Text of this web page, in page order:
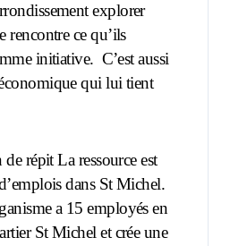
explorer
rencontre ce qu’ils
initiative. C’est aussi
qui lui tient
répit La ressource est
dans St Michel.
a 15 employés en
St Michel et crée une